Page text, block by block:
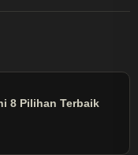
8 Pilihan Terbaik